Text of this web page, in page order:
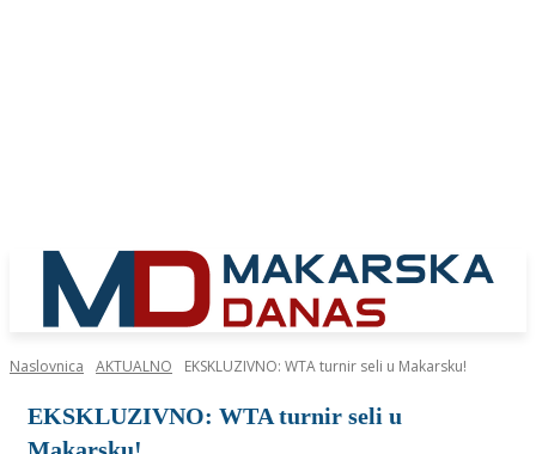
Naslovnica AKTUALNO EKSKLUZIVNO: WTA turnir seli u Makarsku!
EKSKLUZIVNO: WTA turnir seli u